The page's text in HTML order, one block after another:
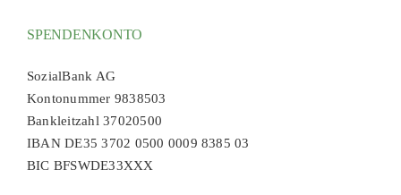
SPENDENKONTO
SozialBank AG
Kontonummer 9838503
Bankleitzahl 37020500
IBAN DE35 3702 0500 0009 8385 03
BIC BFSWDE33XXX